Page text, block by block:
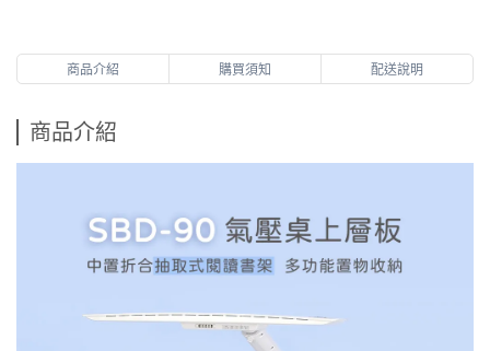
商品介紹 購買須知 配送說明
商品介紹